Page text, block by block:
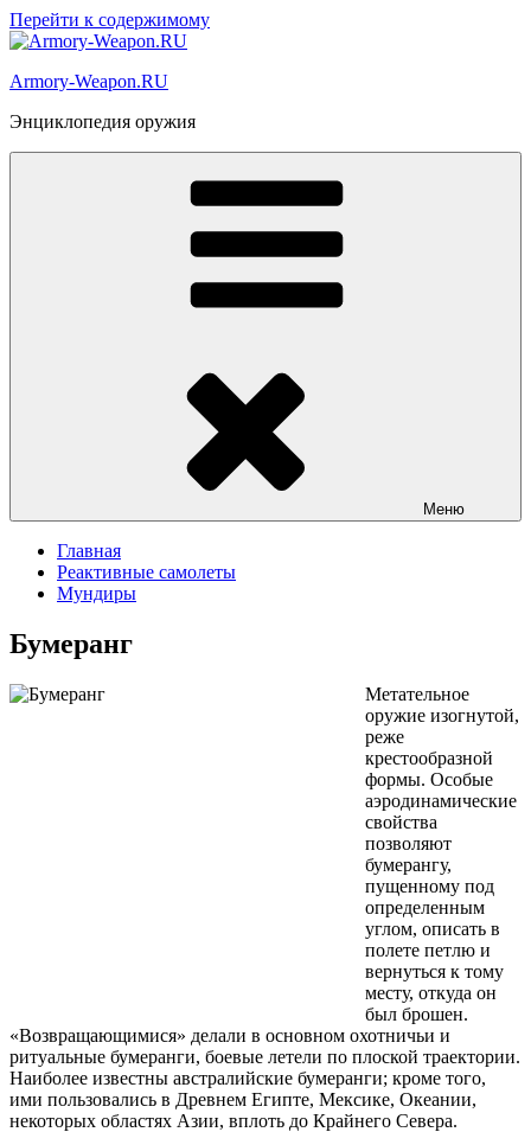
Перейти к содержимому
Armory-Weapon.RU
Энциклопедия оружия
Меню
Главная
Реактивные самолеты
Мундиры
Бумеранг
Метательное
оружие изогнутой,
реже
крестообразной
формы. Особые
аэродинамические
свойства
позволяют
бумерангу,
пущенному под
определенным
углом, описать в
полете петлю и
вернуться к тому
месту, откуда он
был брошен.
«Возвращающимися» делали в основном охотничьи и
ритуальные бумеранги, боевые летели по плоской траектории.
Наиболее известны австралийские бумеранги; кроме того,
ими пользовались в Древнем Египте, Мексике, Океании,
некоторых областях Азии, вплоть до Крайнего Севера.